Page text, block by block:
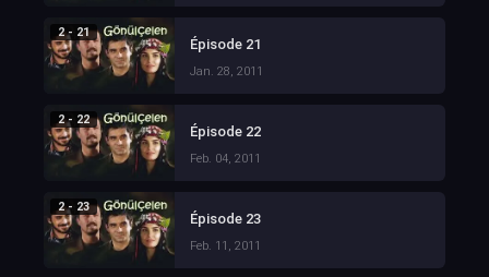
2 - 21
Épisode 21
Jan. 28, 2011
2 - 22
Épisode 22
Feb. 04, 2011
2 - 23
Épisode 23
Feb. 11, 2011